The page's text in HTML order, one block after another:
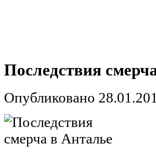
Последствия
Опубликовано